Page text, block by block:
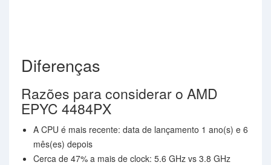
Diferenças
Razões para considerar o AMD
EPYC 4484PX
A CPU é mais recente: data de lançamento 1 ano(s) e 6
mês(es) depois
Cerca de 47% a mais de clock: 5.6 GHz vs 3.8 GHz